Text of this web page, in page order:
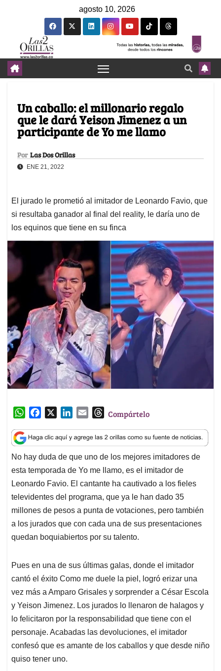
agosto 10, 2026
Un caballo: el millonario regalo
que le dará Yeison Jimenez a un
participante de Yo me llamo
Por Las Dos Orillas
ENE 21, 2022
El jurado le prometió al imitador de Leonardo Favio, que
si resultaba ganador al final del reality, le daría uno de
los equinos que tiene en su finca
W
a
t
s
A
p
p
c
e
b
o
o
k
n
k
e
d
I
n
a
i
l
T
r
e
a
d
s
Compártelo
No hay duda de que uno de los mejores imitadores de
esta temporada de Yo me llamo, es el imitador de
Leonardo Favio. El cantante ha cautivado a los fieles
televidentes del programa, que ya le han dado 35
millones de pesos a punta de votaciones, pero también
a los jurados que con cada una de sus presentaciones
quedan boquiabiertos por su talento.
Pues en una de sus últimas galas, donde el imitador
cantó el éxito Como me duele la piel, logró erizar una
vez más a Amparo Grisales y sorprender a César Escola
y Yeison Jimenez. Los jurados lo llenaron de halagos y
lo felicitaron por la responsabilidad que tiene con el
personaje. Acabadas las devoluciones, el imitador
confesó que es amante de los caballos y que desde niño
quiso tener uno.